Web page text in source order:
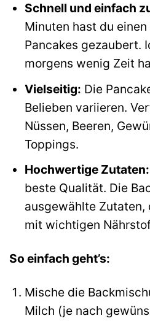
Schnell und einfach
Minuten hast du
Pancakes gezaubert.
morgens wenig Zeit
Vielseitig: Die
Belieben variieren.
Nüssen, Beeren,
Toppings.
Hochwertige Zutaten:
beste Qualität. Die
ausgewählte Zutaten,
mit wichtigen
So einfach geht’s:
Mische die
Milch (je nach